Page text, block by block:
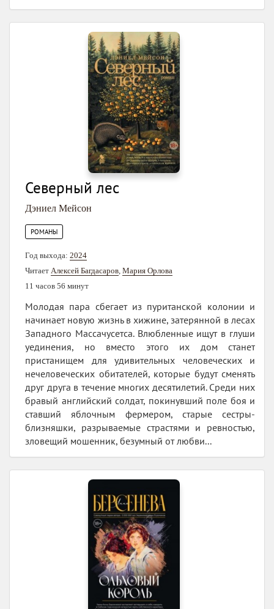
Северный лес
Дэниел Мейсон
РОМАНЫ
Год выхода: 2024
Читает Алексей Багдасаров Мария Орлова
11 часов 56 минут
Молодая пара сбегает из пуританской колонии и
начинает новую жизнь в хижине, затерянной в лесах
Западного Массачусетса. Влюбленные ищут в глуши
уединения, но вместо этого их дом станет
пристанищем для удивительных человеческих и
нечеловеческих обитателей, которые будут сменять
друг друга в течение многих десятилетий. Среди них
бравый английский солдат, покинувший поле боя и
ставший яблочным фермером, старые сестры-
близняшки, разрываемые страстями и ревностью,
зловещий мошенник, безумный от любви...